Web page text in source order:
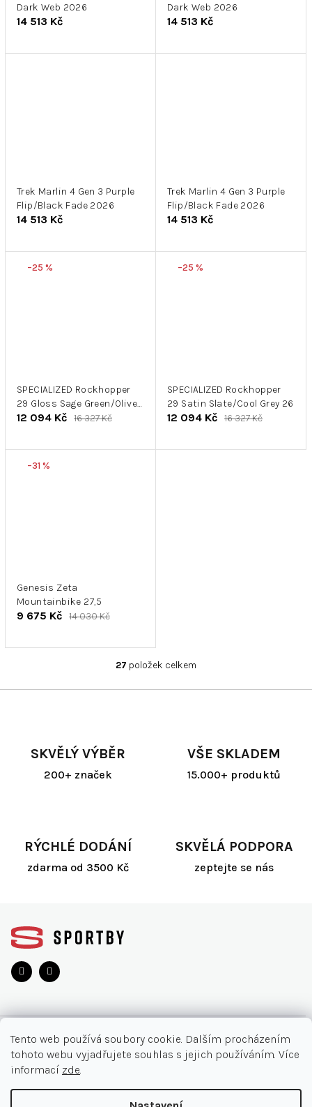
Tento web používá soubory cookie. Dalším procházením
tohoto webu vyjadřujete souhlas s jejich používáním. Více
informací zde.
Dark Web 2026
14 513 Kč
Dark Web 2026
14 513 Kč
Trek Marlin 4 Gen 3 Purple
Flip/Black Fade 2026
14 513 Kč
Trek Marlin 4 Gen 3 Purple
Flip/Black Fade 2026
14 513 Kč
–25 %
SPECIALIZED Rockhopper
29 Gloss Sage Green/Olive
Green
12 094 Kč 16 327 Kč
–25 %
SPECIALIZED Rockhopper
29 Satin Slate/Cool Grey 26
12 094 Kč 16 327 Kč
–31 %
Genesis Zeta
Mountainbike 27,5
9 675 Kč 14 030 Kč
O
27 položek celkem
SKVĚLÝ VÝBĚR
200+ značek
VŠE SKLADEM
15.000+ produktů
RÝCHLÉ DODÁNÍ
zdarma od 3500 Kč
SKVĚLÁ PODPORA
zeptejte se nás
O NÁKUPU
Akce
Nejčastější otázky
INFORMACE